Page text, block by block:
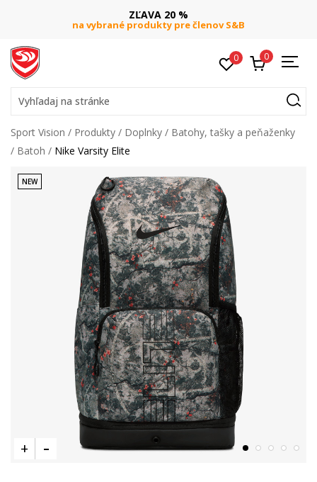
ZĽAVA 20 %
na vybrané produkty pre členov S&B
0 0
Vyhľadaj na stránke
Sport Vision Produkty Doplnky
Batohy, tašky a peňaženky
Batoh
Nike Varsity Elite
NEW